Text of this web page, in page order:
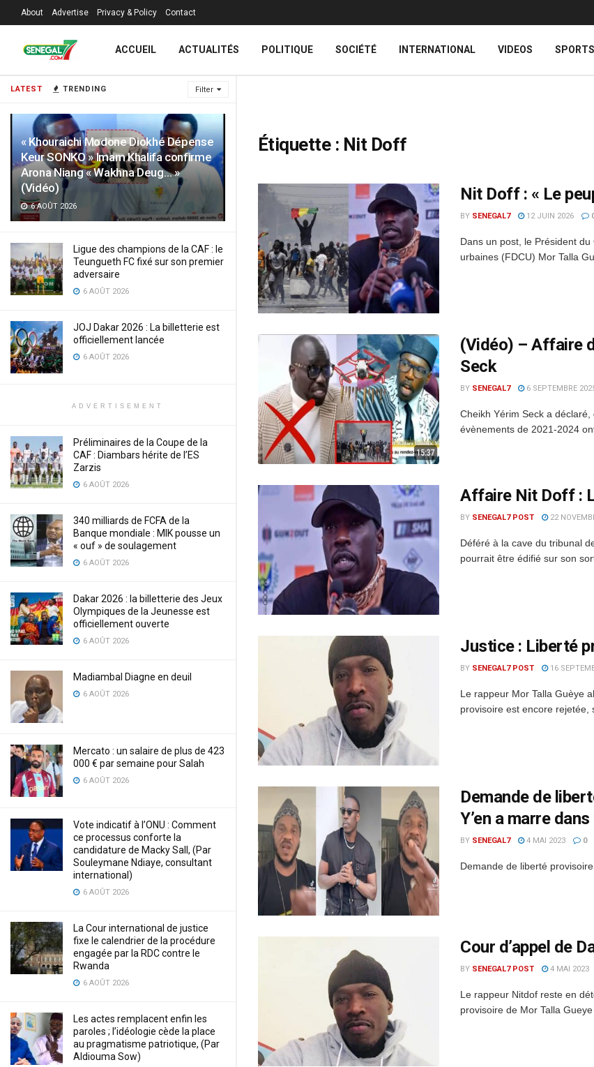
LATEST TRENDING Filter
« Khouraichi Modone Diokhé Dépense
Keur SONKO » Imam Khalifa confirme
Arona Niang « Wakhna Deug… »
(Vidéo)
6 AOÛT 2026
Ligue des champions de la CAF : le
Teungueth FC fixé sur son premier
adversaire
6 AOÛT 2026
‎JOJ Dakar 2026 : La billetterie est
officiellement lancée
6 AOÛT 2026
ADVERTISEMENT
Préliminaires de la Coupe de la
CAF : Diambars hérite de l’ES
Zarzis
6 AOÛT 2026
340 milliards de FCFA de la
Banque mondiale : MIK pousse un
« ouf » de soulagement
6 AOÛT 2026
Dakar 2026 : la billetterie des Jeux
Olympiques de la Jeunesse est
officiellement ouverte
6 AOÛT 2026
Madiambal Diagne en deuil
6 AOÛT 2026
Mercato : un salaire de plus de 423
000 € par semaine pour Salah
6 AOÛT 2026
Vote indicatif à l’ONU : Comment
ce processus conforte la
candidature de Macky Sall, (Par
Souleymane Ndiaye, consultant
international)
6 AOÛT 2026
La Cour international de justice
fixe le calendrier de la procédure
engagée par la RDC contre le
Rwanda
6 AOÛT 2026
Les actes remplacent enfin les
paroles ; l’idéologie cède la place
au pragmatisme patriotique, (Par
Aldiouma Sow)
About Advertise Privacy & Policy Contact
ACCUEIL ACTUALITÉS POLITIQUE SOCIÉTÉ INTERNATIONAL VIDEOS SPORTS
Étiquette : Nit Doff
Nit Doff : « Le
BY SENEGAL7 12 JUIN 2026
Dans un post, le Président
urbaines (FDCU) Mor Talla
(Vidéo) – Affaire
Seck
BY SENEGAL7 6 SEPTEMBRE
Cheikh Yérim Seck a
évènements de 2021-2024
Affaire Nit Doff :
BY SENEGAL7 POST 22
Déféré à la cave du tribunal
pourrait être édifié sur son
Justice : Liberté
BY SENEGAL7 POST 16
Le rappeur Mor Talla Guèye
provisoire est encore rejetée,
Demande de
Y’en a marre
BY SENEGAL7 4 MAI 2023 0
Demande de liberté
Cour d’appel de
BY SENEGAL7 POST 4 MAI 2023
Le rappeur Nitdof reste en
provisoire de Mor Talla